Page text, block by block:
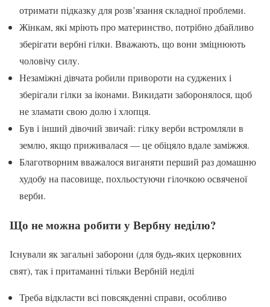
отримати підказку для розв’язання складної проблеми.
Жінкам, які мріють про материнство, потрібно дбайливо
зберігати вербні гілки. Вважають, що вони зміцнюють
чоловічу силу.
Незаміжні дівчата робили привороти на суджених і
зберігали гілки за іконами. Викидати заборонялося, щоб
не зламати свою долю і хлопця.
Був і інший дівочий звичай: гілку верби встромляли в
землю, якщо приживалася — це обіцяло вдале заміжжя.
Благотворним вважалося виганяти перший раз домашню
худобу на пасовище, похльостуючи гілочкою освяченої
верби.
Що не можна робити у Вербну неділю?
Існували як загальні заборони (для будь-яких церковних
свят), так і притаманні тільки Вербній неділі
Треба відкласти всі повсякденні справи, особливо